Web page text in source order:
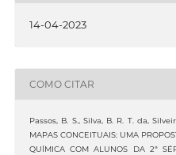
14-04-2023
COMO CITAR
Passos, B. S., Silva, B. R. T. da,
MAPAS CONCEITUAIS: UMA
QUÍMICA COM ALUNOS DA 2ª